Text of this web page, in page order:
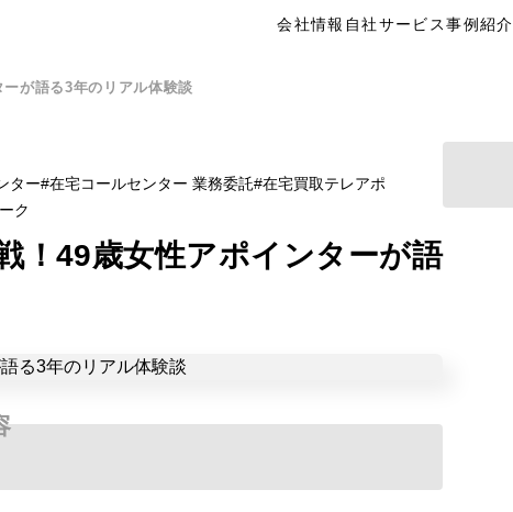
会社情報 自社サービス事例紹介
が語る3年のリアル体験談
ター 在宅コールセンター 業務委託 在宅買取テレアポ
ク
！49歳女性アポインターが語